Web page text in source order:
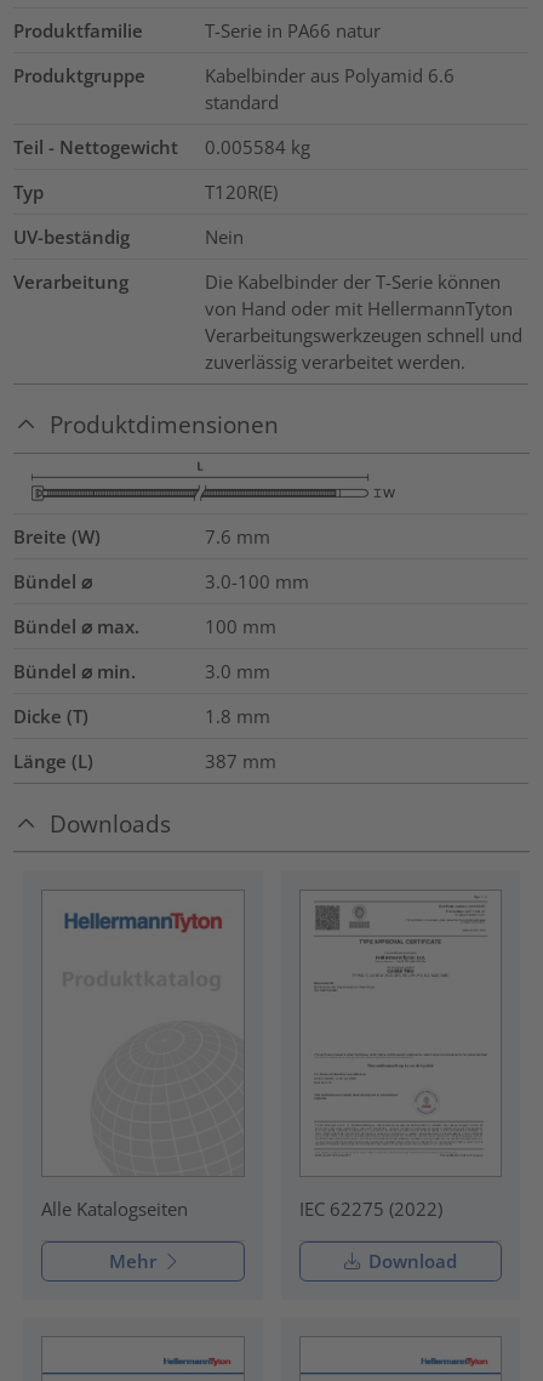
Produktfamilie
T-Serie in PA66 natur
Produktgruppe
Kabelbinder aus Polyamid 6.6
standard
Teil - Nettogewicht
0.005584 kg
Typ
T120R(E)
UV-beständig
Nein
Verarbeitung
Die Kabelbinder der T-Serie können
von Hand oder mit HellermannTyton
Verarbeitungswerkzeugen schnell und
zuverlässig verarbeitet werden.
Produktdimensionen
Breite (W) 7.6 mm
Bündel ⌀
3.0-100 mm
Bündel ⌀ max.
100 mm
Bündel ⌀ min.
3.0 mm
Dicke (T)
1.8 mm
Länge (L)
387 mm
Downloads
Alle Katalogseiten
Mehr
IEC 62275 (2022)
Download